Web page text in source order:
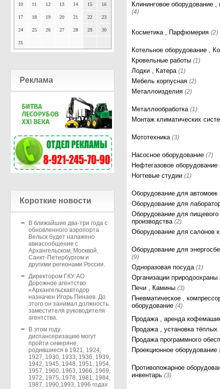
10 11 12 13 14 15 16
17 18 19 20 21 22 23
24 25 26 27 28 29 30
31
Реклама
Короткие новости
В ближайшие два-три года с
обновленного аэропорта
Вельск будет налажено
авиасообщение с
Архангельском, Москвой,
Санкт-Петербургом и
другими регионами России.
Директором ГКУ АО
Дорожное агентство
«Архангельскавтодор
назначен Игорь Пинаев. До
этого он занимал должность
заместителя руководителя
агентства.
В этом году
диспансеризацию могут
пройти северяне,
родившиеся в 1921, 1924,
1927, 1930, 1933, 1936, 1939,
1942, 1945, 1948, 1951, 1954,
1957, 1960, 1963, 1966, 1969,
1972, 1975, 1978, 1981, 1984,
1987, 1990,1993, 1996 годах
Клининговое оборудование ,
(4)
Косметика , Парфюмерия(2)
Котельное оборудование ,
Кровельные работы(1)
Лодки , Катера(1)
Мебель корпусная(2)
Металлоизделия(2)
Металлообработка(1)
Монтаж климатических
Мототехника(3)
Насосное оборудование(7)
Нефтегазовое оборудование
Ногтевые студии(1)
Оборудование для автомоек
Оборудование для
Оборудование для пищевого
производства(2)
Оборудование для салонов
Оборудование для
(9)
Одноразовая посуда(1)
Организации природоохраны
Печи , Камины(3)
Пневматическое ,
оборудование(4)
Продажа , аренда
Продажа , установка
Продажа программного
Проекционное оборудование
Противопожарное
инвентарь(3)